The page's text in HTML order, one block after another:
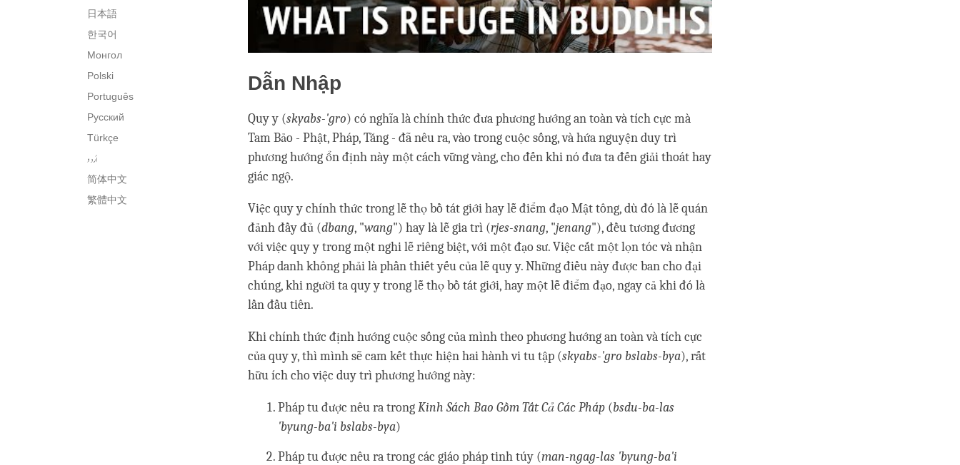
日本語
한국어
Монгол
Polski
Português
Русский
Türkçe
اُردو
简体中文
繁體中文
Dẫn Nhập
Quy y (skyabs-'gro) có nghĩa là chính thức đưa phương hướng an toàn và tích cực mà
Tam Bảo - Phật, Pháp, Tăng - đã nêu ra, vào trong cuộc sống, và hứa nguyện duy trì
phương hướng ổn định này một cách vững vàng, cho đến khi nó đưa ta đến giải thoát hay
giác ngộ.
Việc quy y chính thức trong lễ thọ bồ tát giới hay lễ điểm đạo Mật tông, dù đó là lễ quán
đảnh đầy đủ (dbang, "wang") hay là lễ gia trì (rjes-snang, "jenang"), đều tương đương
với việc quy y trong một nghi lễ riêng biệt, với một đạo sư. Việc cắt một lọn tóc và nhận
Pháp danh không phải là phần thiết yếu của lễ quy y. Những điều này được ban cho đại
chúng, khi người ta quy y trong lễ thọ bồ tát giới, hay một lễ điểm đạo, ngay cả khi đó là
lần đầu tiên.
Khi chính thức định hướng cuộc sống của mình theo phương hướng an toàn và tích cực
của quy y, thì mình sẽ cam kết thực hiện hai hành vi tu tập (skyabs-'gro bslabs-bya), rất
hữu ích cho việc duy trì phương hướng này:
Pháp tu được nêu ra trongKinh Sách Bao Gồm Tất Cả Các Pháp (bsdu-ba-las
'byung-ba'i bslabs-bya)
Pháp tu được nêu ra trong các giáo pháp tinh túy (man-ngag-las 'byung-ba'i